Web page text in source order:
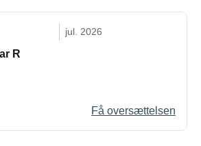
jul. 2026
R
Få oversættelsen